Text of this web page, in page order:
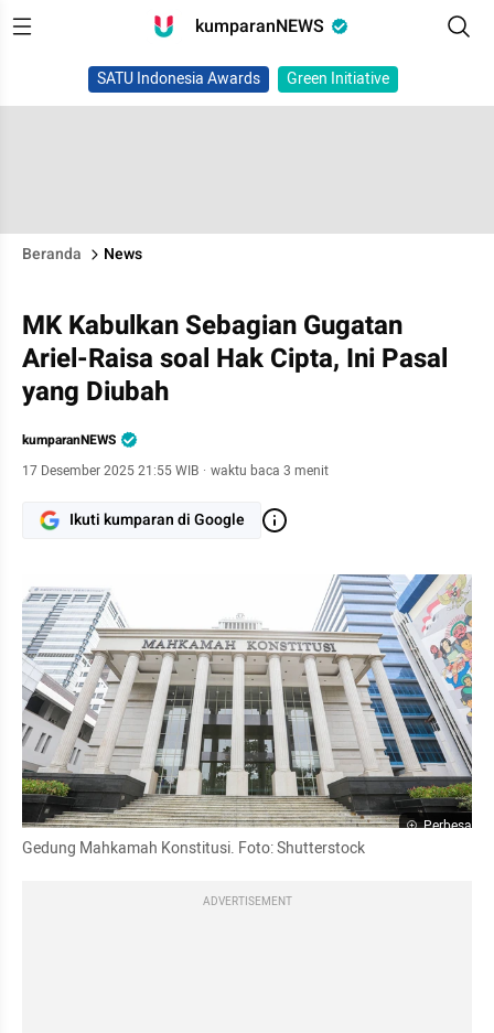
kumparanNEWS
SATU Indonesia Awards Green Initiative
Beranda News
MK Kabulkan Sebagian Gugatan
Ariel-Raisa soal Hak Cipta, Ini Pasal
yang Diubah
kumparanNEWS
17 Desember 2025 21:55 WIB · waktu baca 3 menit
Ikuti kumparan di Google
Perbesar
Gedung Mahkamah Konstitusi. Foto: Shutterstock
ADVERTISEMENT